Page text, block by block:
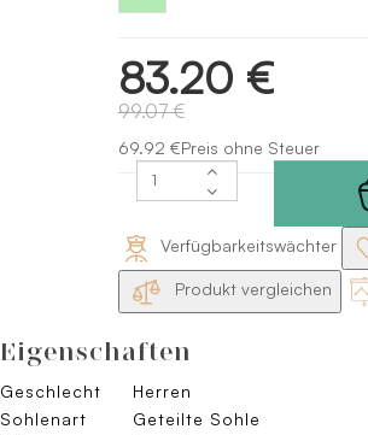
83.20 €
99.07 €
69.92 €Preis ohne Steuer
Verfügbarkeitswächter
Produkt vergleichen
Eigenschaften
Geschlecht
Herren
Sohlenart
Geteilte Sohle